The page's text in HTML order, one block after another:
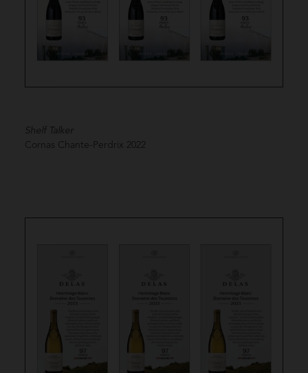
Shelf Talker
Cornas Chante-Perdrix 2022